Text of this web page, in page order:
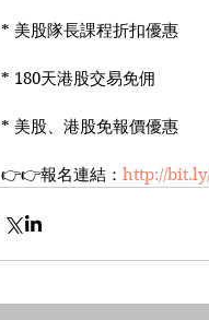
* 美股隊長課程折扣優惠
* 180天港股交易免佣
* 美股、港股免報價優惠
👉👉報名連結： http://